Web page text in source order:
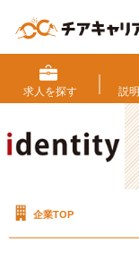
求人を探す 説
企業TOP